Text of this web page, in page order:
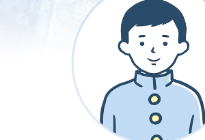
よくあるご質問
事務所紹介
損害賠償の３基準
交通事故の賠償金額（慰謝料